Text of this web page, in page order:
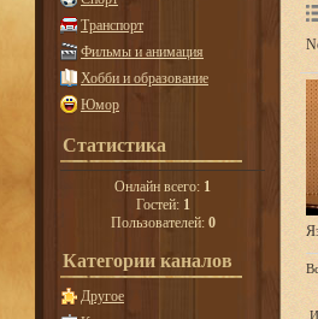
Транспорт
Фильмы и анимация
Хобби и образование
Юмор
Статистика
Онлайн всего: 1
Гостей: 1
Пользователей: 0
Категории каналов
Другое